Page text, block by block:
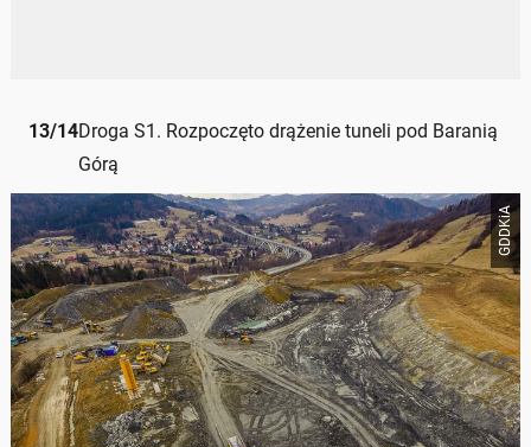
13/14Droga S1. Rozpoczęto drążenie tuneli pod Baranią
Górą
GDDKiA